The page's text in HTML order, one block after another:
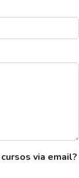
via email?